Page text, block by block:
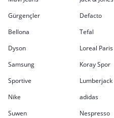
Gürgençler
Defacto
Bellona
Tefal
Dyson
Loreal Paris
Samsung
Koray Spor
Sportive
Lumberjack
Nike
adidas
Suwen
Nespresso